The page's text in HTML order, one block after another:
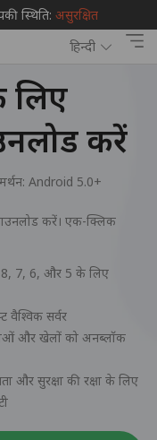
स्थिति: असुरक्षित
हिन्दी
करें
Android 5.0+
करें। एक-क्लिक
7, 6, और 5 के लिए
वैश्विक सर्वर
और खेलों को अनब्लॉक
और सुरक्षा की रक्षा के लिए